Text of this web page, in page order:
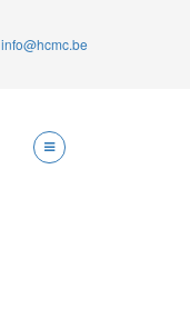
info@hcmc.be